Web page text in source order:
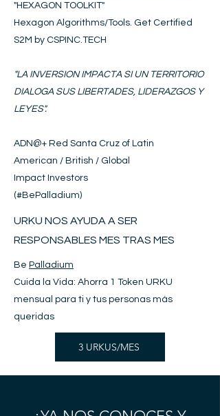
"HEXAGON TOOLKIT"
Hexagon Algorithms/Tools. Get Certified
S2M by CSPINC.TECH
"LA INVERSION IMPACTA SI UN TERRITORIO
DIALOGA SUS LIBERTADES, LIDERAZGOS Y
LEYES".
ADN@+ Red Santa Cruz of Latin
American / British / Global
Impact Investors
(#BePalladium)​
URKU NOS AYUDA A SER
RESPONSABLES MES TRAS MES
Be Palladium
Cuida la Vida: Ahorra 1 Token URKU
mensual para ti y tus personas más
queridas
3 URKUS/MES